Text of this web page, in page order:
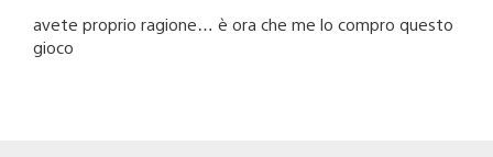
avete proprio ragione… è ora che me lo compro questo
gioco